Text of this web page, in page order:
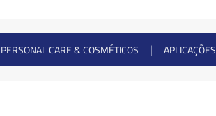
PERSONAL CARE & COSMÉTICOS | APLICAÇÕES